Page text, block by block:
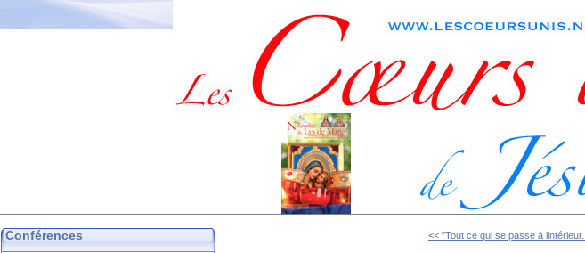
Conférences << "Tout ce qui se passe à lintérieur...